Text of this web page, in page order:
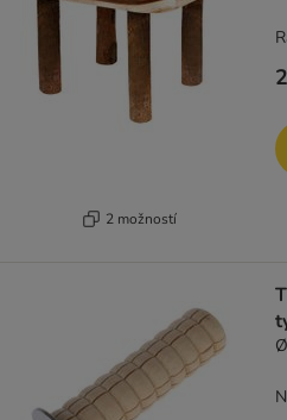
2 možností